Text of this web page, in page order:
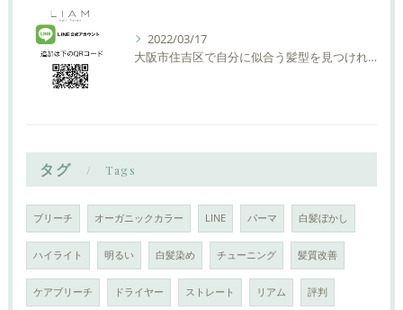
2022/03/17
大阪市住吉区で自分に似合う髪型を見つけれる美容室ーLIAM hair Relaxーリアムヘアーリラックス
タグ Tags
ブリーチ オーガニックカラー LINE パーマ 白髪ぼかし
ハイライト 明るい 白髪染め チューニング 髪質改善
ケアブリーチ ドライヤー ストレート リアム 評判